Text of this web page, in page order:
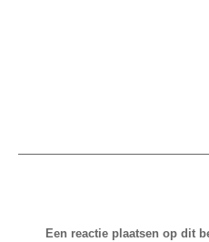
Een reactie plaatsen op dit